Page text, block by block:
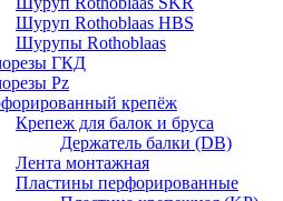
Шуруп Rothoblaas НВS
Шурупы Rothoblaas
ГКД
Pz
крепёж
Крепеж для балок и бруса
Держатель балки (DB)
Лента монтажнaя
Пластины перфорированные